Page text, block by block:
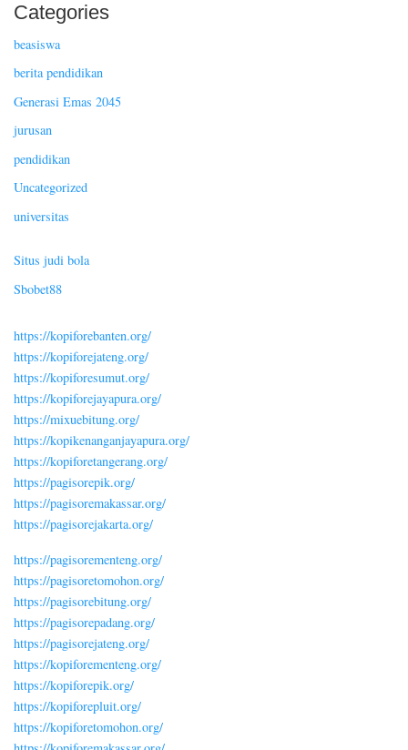
Categories
beasiswa
berita pendidikan
Generasi Emas 2045
jurusan
pendidikan
Uncategorized
universitas
Situs judi bola
Sbobet88
https://kopiforebanten.org/
https://kopiforejateng.org/
https://kopiforesumut.org/
https://kopiforejayapura.org/
https://mixuebitung.org/
https://kopikenanganjayapura.org/
https://kopiforetangerang.org/
https://pagisorepik.org/
https://pagisoremakassar.org/
https://pagisorejakarta.org/
https://pagisorementeng.org/
https://pagisoretomohon.org/
https://pagisorebitung.org/
https://pagisorepadang.org/
https://pagisorejateng.org/
https://kopiforementeng.org/
https://kopiforepik.org/
https://kopiforepluit.org/
https://kopiforetomohon.org/